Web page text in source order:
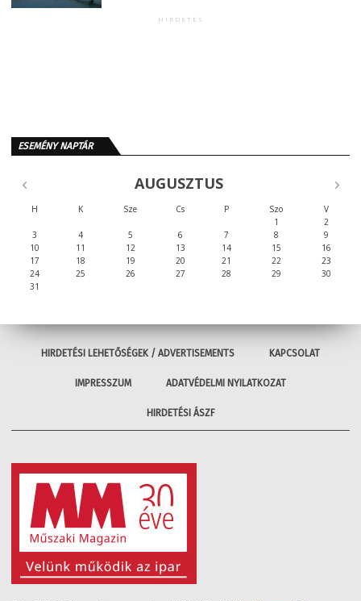
HIRDETÉS
ESEMÉNY NAPTÁR
AUGUSZTUS
H K Sze Cs P Szo
V
1
2
3
4 5 6 7 8
9
10
11 12 13 14 15
16
17
18 19 20 21 22
23
24
25 26 27 28 29
30
31
HIRDETÉSI LEHETŐSÉGEK / ADVERTISEMENTS KAPCSOLAT
IMPRESSZUM ADATVÉDELMI NYILATKOZAT
HIRDETÉSI ÁSZF